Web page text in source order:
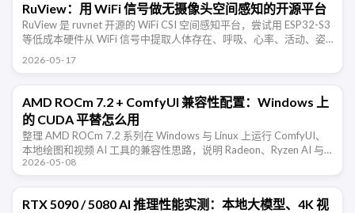
RuView：用 WiFi 信号做无摄像头空间感知的开源平台
RuView 是 ruvnet 开源的 WiFi CSI 空间感知平台，尝试用 ESP32-S3
等低成本硬件从 WiFi 信号中提取人体存在、呼吸、心率、活动、姿
2026-05-17
AMD ROCm 7.2 + ComfyUI 兼容性配置：Windows 上
的 CUDA 平替怎么用
整理 AMD ROCm 7.2 系列在 Windows 与 Linux 上运行 ComfyUI、
本地绘图和视频 AI 工具的兼容性思路，说明 Radeon、Ryzen AI 与
CUDA 平替路线的取 …
2026-05-08
RTX 5090 / 5080 AI 推理性能实测：本地大模型、4K 视